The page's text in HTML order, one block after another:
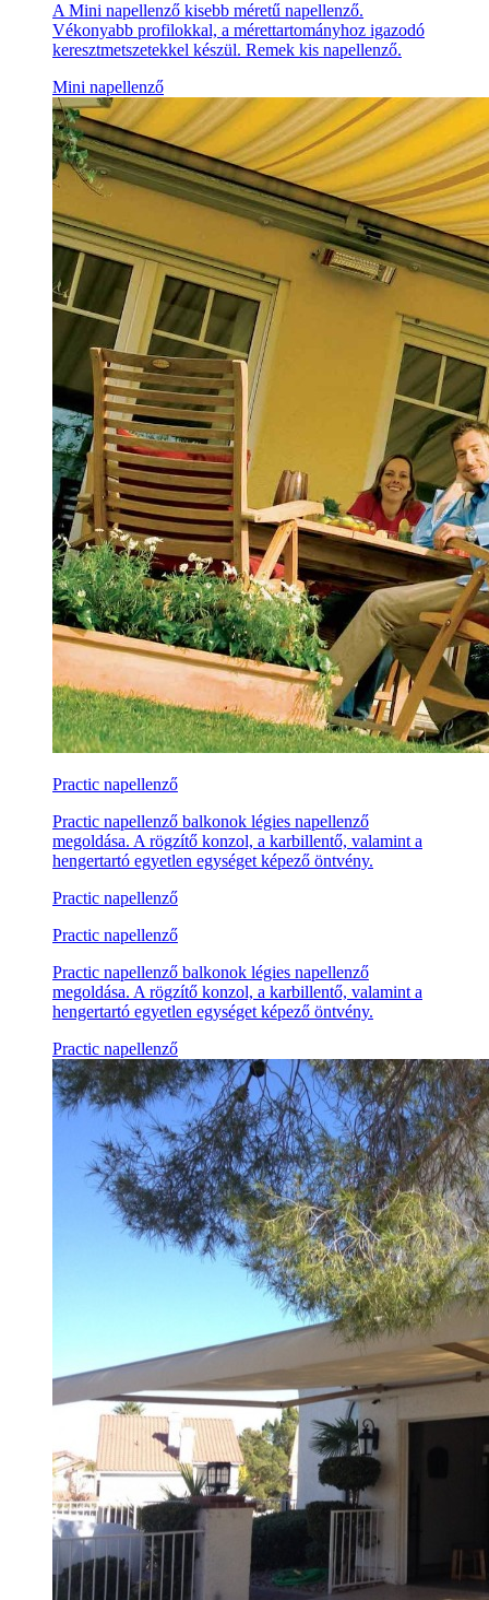
A Mini napellenző kisebb méretű napellenző.
Vékonyabb profilokkal, a mérettartományhoz igazodó
keresztmetszetekkel készül. Remek kis napellenző.
Mini napellenző
Practic napellenző
Practic napellenző balkonok légies napellenző
megoldása. A rögzítő konzol, a karbillentő, valamint a
hengertartó egyetlen egységet képező öntvény.
Practic napellenző
Practic napellenző
Practic napellenző balkonok légies napellenző
megoldása. A rögzítő konzol, a karbillentő, valamint a
hengertartó egyetlen egységet képező öntvény.
Practic napellenző